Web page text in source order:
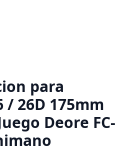
para
/ 26D 175mm
Deore FC-